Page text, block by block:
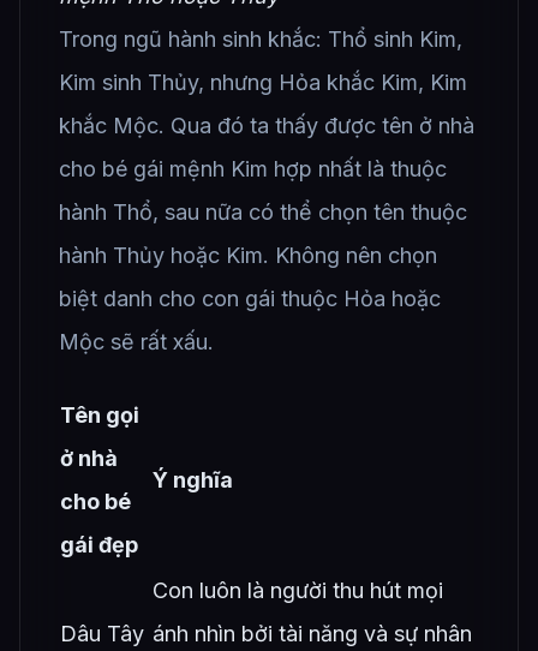
Trong ngũ hành sinh khắc: Thổ sinh Kim,
Kim sinh Thủy, nhưng Hỏa khắc Kim, Kim
khắc Mộc. Qua đó ta thấy được tên ở nhà
cho bé gái mệnh Kim hợp nhất là thuộc
hành Thổ, sau nữa có thể chọn tên thuộc
hành Thủy hoặc Kim. Không nên chọn
biệt danh cho con gái thuộc Hỏa hoặc
Mộc sẽ rất xấu.
Tên gọi
ở nhà
cho bé
gái đẹp
Ý nghĩa
Dâu Tây
Con luôn là người thu hút mọi
ánh nhìn bởi tài năng và sự nhân